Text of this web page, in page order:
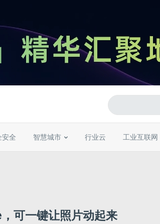
安全 智慧城市 行业云 工业互联网
可一键让照片动起来